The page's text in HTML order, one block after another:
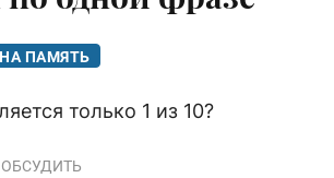
ПАМЯТЬ
только 1 из 10?
ОБСУДИТЬ